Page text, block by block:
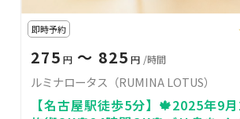
即時予約
275 円 〜 825 円 /時間
ルミナロータス（RUMINA LOTUS）
【名古屋駅徒歩5分】🍁2025年9